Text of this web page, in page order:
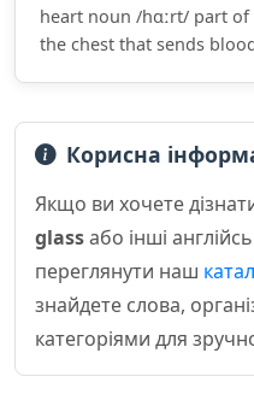
heart noun /hɑːrt/ part
the chest that sends
Корисна
Якщо ви хочете
glassабо інші
переглянути наш
знайдете слова,
категоріями для